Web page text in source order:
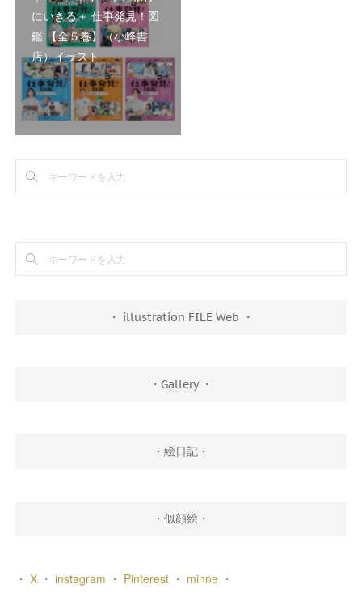
にいきる＋ 仕事発見！図
鑑 【全５巻】（小峰書
店）イラスト
・ illustration FILE Web ・
・Gallery ・
・絵日記・
・似顔絵・
・ X・ instagram ・ Pinterest・ minne・